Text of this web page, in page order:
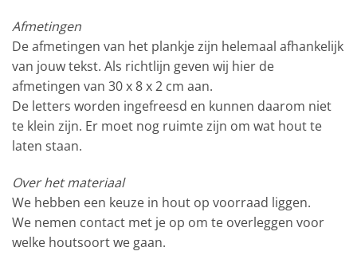
Afmetingen
De afmetingen van het plankje zijn helemaal afhankelijk
van jouw tekst. Als richtlijn geven wij hier de
afmetingen van 30 x 8 x 2 cm aan.
De letters worden ingefreesd en kunnen daarom niet
te klein zijn. Er moet nog ruimte zijn om wat hout te
laten staan.
Over het materiaal
We hebben een keuze in hout op voorraad liggen.
We nemen contact met je op om te overleggen voor
welke houtsoort we gaan.